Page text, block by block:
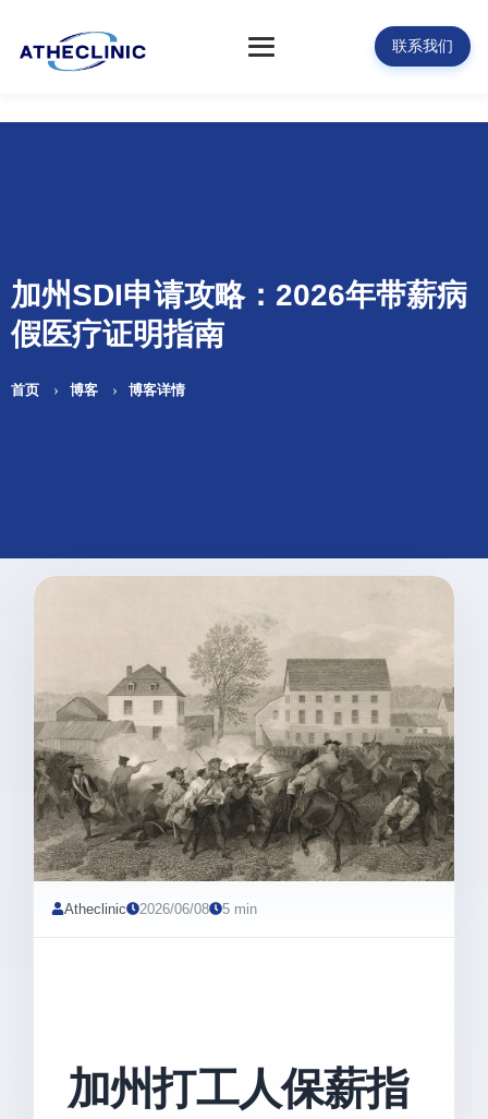
联系我们
加州SDI申请攻略：2026年带薪病
假医疗证明指南
首页 博客 博客详情
Atheclinic 2026/06/08 5 min
加州打工人保薪指